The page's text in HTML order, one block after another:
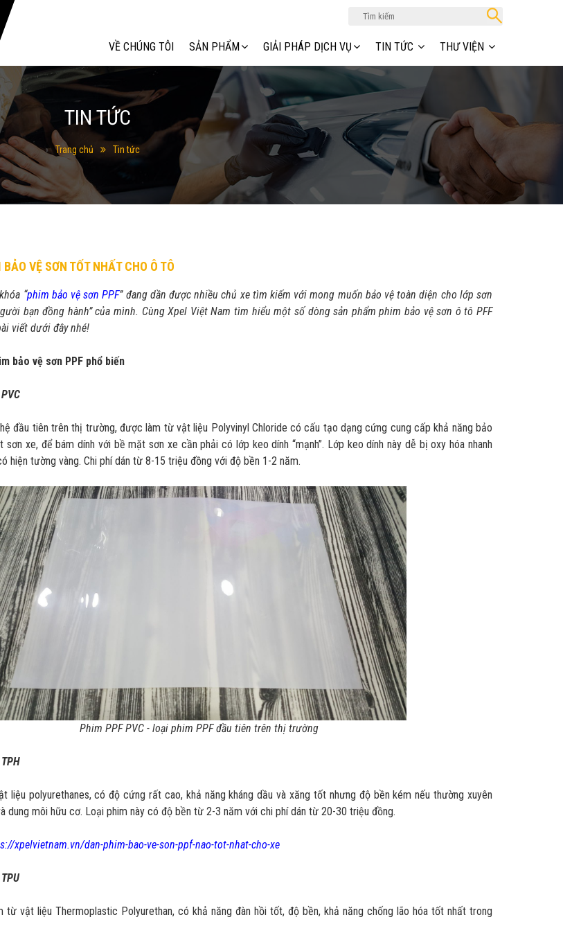
VỀ CHÚNG TÔI SẢN PHẨM GIẢI PHÁP DỊCH VỤ TIN TỨC THƯ VIỆN
TIN TỨC
Trang chủ Tin tức
VỆ SƠN TỐT NHẤT CHO Ô TÔ
“phim bảo vệ sơn PPF” đang dần được nhiều chủ xe tìm kiếm với mong muốn bảo vệ toàn diện cho lớp sơn
bạn đồng hành” của mình. Cùng Xpel Việt Nam tìm hiểu một số dòng sản phẩm phim bảo vệ sơn ô tô PFF
viết dưới đây nhé!
bảo vệ sơn PPF phổ biến
đầu tiên trên thị trường, được làm từ vật liệu Polyvinyl Chloride có cấu tạo dạng cứng cung cấp khả năng bảo
xe, để bám dính với bề mặt sơn xe cần phải có lớp keo dính “mạnh”. Lớp keo dính này dễ bị oxy hóa nhanh
hiện tường vàng. Chi phí dán từ 8-15 triệu đồng với độ bền 1-2 năm.
Phim PPF PVC - loại phim PPF đầu tiên trên thị trường
liệu polyurethanes, có độ cứng rất cao, khả năng kháng dầu và xăng tốt nhưng độ bền kém nếu thường xuyên
dung môi hữu cơ. Loại phim này có độ bền từ 2-3 năm với chi phí dán từ 20-30 triệu đồng.
xpelvietnam.vn/dan-phim-bao-ve-son-ppf-nao-tot-nhat-cho-xe
từ vật liệu Thermoplastic Polyurethan, có khả năng đàn hồi tốt, độ bền, khả năng chống lão hóa tốt nhất trong